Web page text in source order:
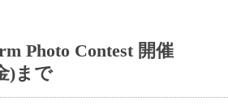
Photo Contest 開催
)まで